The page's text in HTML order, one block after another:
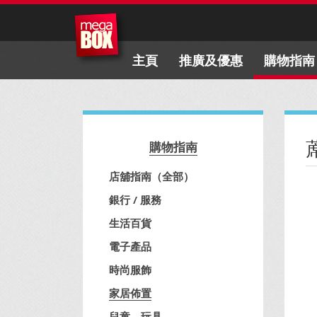
主頁 推廣及優惠 購物指南
購物指南
店舖指南（全部）
銀行 / 服務
生活百貨
電子產品
時尚服飾
家居佈置